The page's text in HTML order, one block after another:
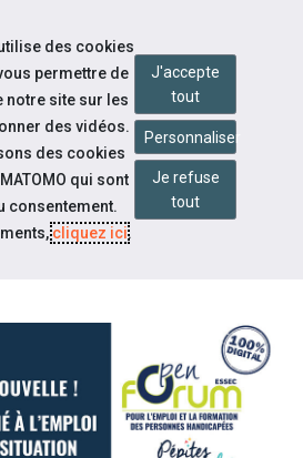
LIGNE ESSEC LE
des cookies
permettre de
notre site sur les
des vidéos.
des cookies
qui sont
consentement.
cliquez ici.
J'accepte
tout
Personnaliser
Je refuse
tout